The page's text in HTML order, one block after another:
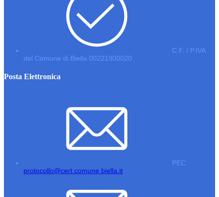
C.F. / P.IVA
del Comune di Biella 00221900020
Posta Elettronica
PEC
protocollo@cert.comune.biella.it